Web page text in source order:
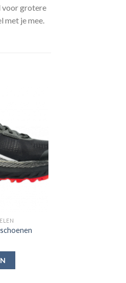
voor grotere
met je mee.
verlanglijst